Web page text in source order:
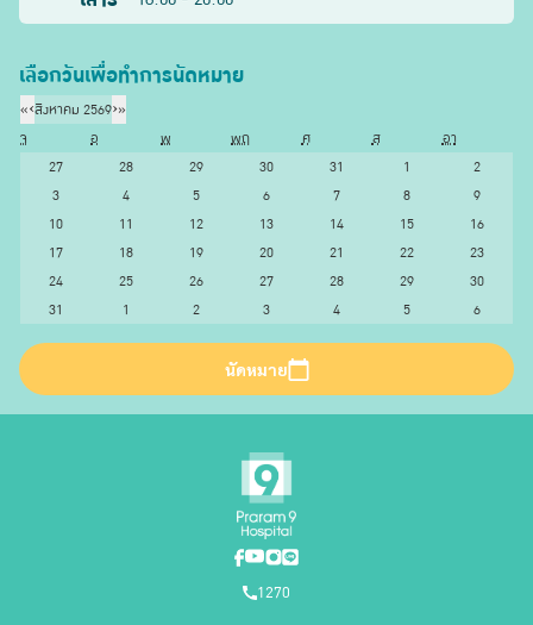
เลือกวันเพื่อทำการนัดหมาย
«‹สิงหาคม 2569›»
จ
อ พ พฤ ศ ส
อา
27
28 29 30 31 1
2
3
4 5 6 7 8
9
10
11 12 13 14 15
16
17
18 19 20 21 22
23
24
25 26 27 28 29
30
31
1 2 3 4 5 6
นัดหมาย
1270